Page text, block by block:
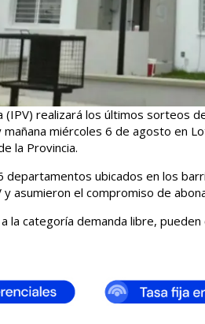
realizará los últimos sorteos
miércoles 6 de agosto en
la Provincia.
ubicados en los
asumieron el compromiso de
la categoría demanda libre,